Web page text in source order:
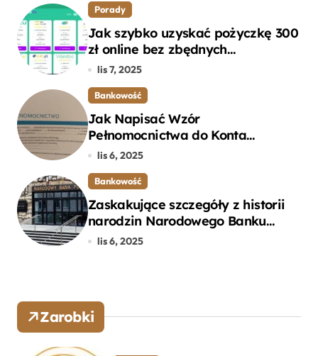
Porady
Jak szybko uzyskać pożyczkę 300
zł online bez zbędnych
formalności?
lis 7, 2025
Bankowość
Jak Napisać Wzór
Pełnomocnictwa do Konta
Bankowego – Praktyczny
lis 6, 2025
Bankowość
Zaskakujące szczegóły z historii
narodzin Narodowego Banku
Polskiego, o których mogłeś nie
lis 6, 2025
Zarobki